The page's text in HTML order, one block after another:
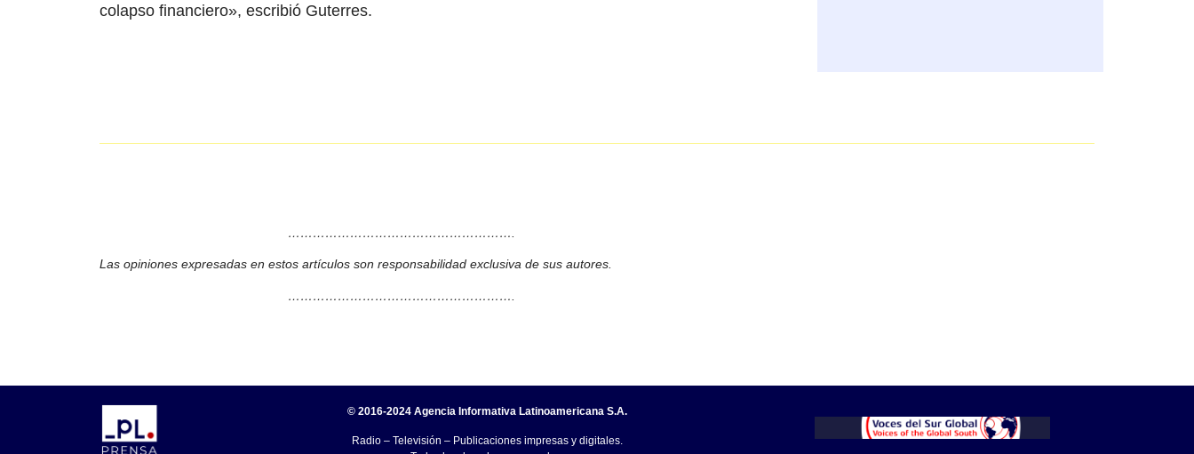
colapso financiero», escribió Guterres.
……………………………………………….
Las opiniones expresadas en estos artículos son responsabilidad exclusiva de sus autores.
……………………………………………….
© 2016-2024 Agencia Informativa Latinoamericana S.A.
Radio – Televisión – Publicaciones impresas y digitales.